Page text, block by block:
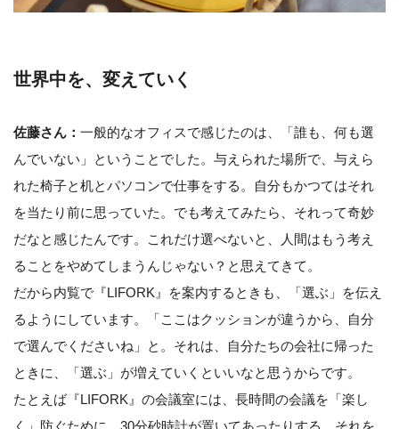
世界中を、変えていく
佐藤さん： 一般的なオフィスで感じたのは、「誰も、何も選
んでいない」ということでした。与えられた場所で、与えら
れた椅子と机とパソコンで仕事をする。自分もかつてはそれ
を当たり前に思っていた。でも考えてみたら、それって奇妙
だなと感じたんです。これだけ選べないと、人間はもう考え
ることをやめてしまうんじゃない？と思えてきて。
だから内覧で『LIFORK』を案内するときも、「選ぶ」を伝え
るようにしています。「ここはクッションが違うから、自分
で選んでくださいね」と。それは、自分たちの会社に帰った
ときに、「選ぶ」が増えていくといいなと思うからです。
たとえば『LIFORK』の会議室には、長時間の会議を「楽し
く」防ぐために、30分砂時計が置いてあったりする。それを